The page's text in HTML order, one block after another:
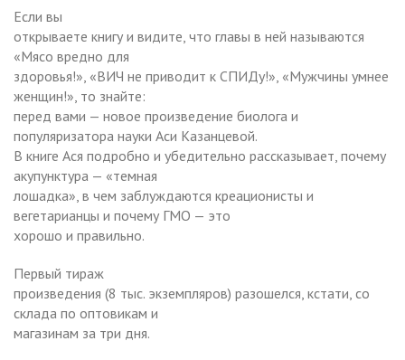
Если вы
открываете книгу и видите, что главы в ней называются
«Мясо вредно для
здоровья!», «ВИЧ не приводит к СПИДу!», «Мужчины умнее
женщин!», то знайте:
перед вами — новое произведение биолога и
популяризатора науки Аси Казанцевой.
В книге Ася подробно и убедительно рассказывает, почему
акупунктура — «темная
лошадка», в чем заблуждаются креационисты и
вегетарианцы и почему ГМО — это
хорошо и правильно.
Первый тираж
произведения (8 тыс. экземпляров) разошелся, кстати, со
склада по оптовикам и
магазинам за три дня.